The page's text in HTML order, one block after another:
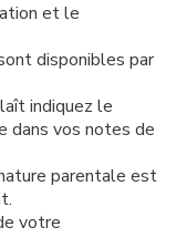
et le
disponibles par
indiquez le
dans vos notes de
parentale est
votre